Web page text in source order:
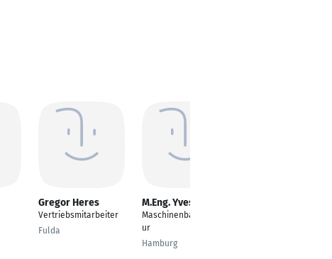
Gregor Heres
Vertriebsmitarbeiter
Fulda
M.Eng. Yves Simo
Maschinenbauingenie
ur
Hamburg